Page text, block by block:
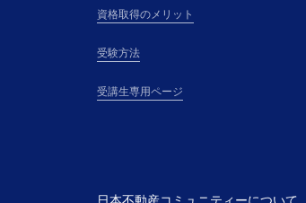
資格取得のメリット
受験方法
受講生専用ページ